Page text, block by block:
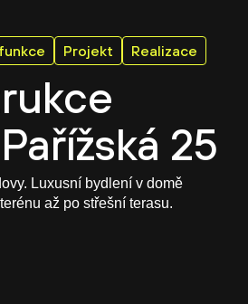
Projekt Realizace
25
Luxusní bydlení v domě
až po střešní terasu.